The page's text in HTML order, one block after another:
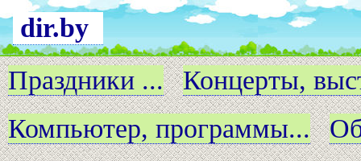
dir.by
Праздники ...
Концерты,
Компьютер, программы...